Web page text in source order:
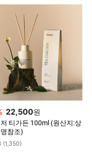
22,500원
티가든 100ml (원산지:상
참조)
(1,350)